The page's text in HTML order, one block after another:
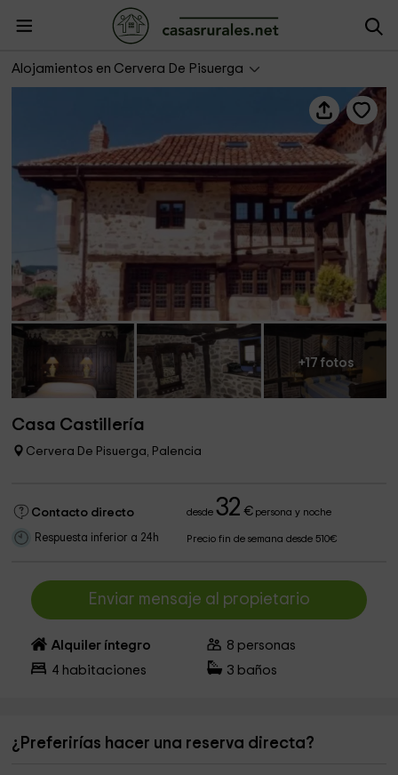
Alojamientos en Cervera De Pisuerga
+17 fotos
Casa Castillería
Cervera De Pisuerga, Palencia
Contacto directo desde32 €persona y noche
Respuesta inferior a 24h Precio fin de semana desde 510€
Enviar mensaje al propietario
Alquiler íntegro 8 personas
4 habitaciones 3 baños
¿Preferirías hacer una reserva directa?